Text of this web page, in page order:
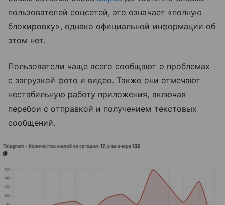
пользователей соцсетей, это означает «полную
блокировку», однако официальной информации об
этом нет.
Пользователи чаще всего сообщают о проблемах
с загрузкой фото и видео. Также они отмечают
нестабильную работу приложения, включая
перебои с отправкой и получением текстовых
сообщений.